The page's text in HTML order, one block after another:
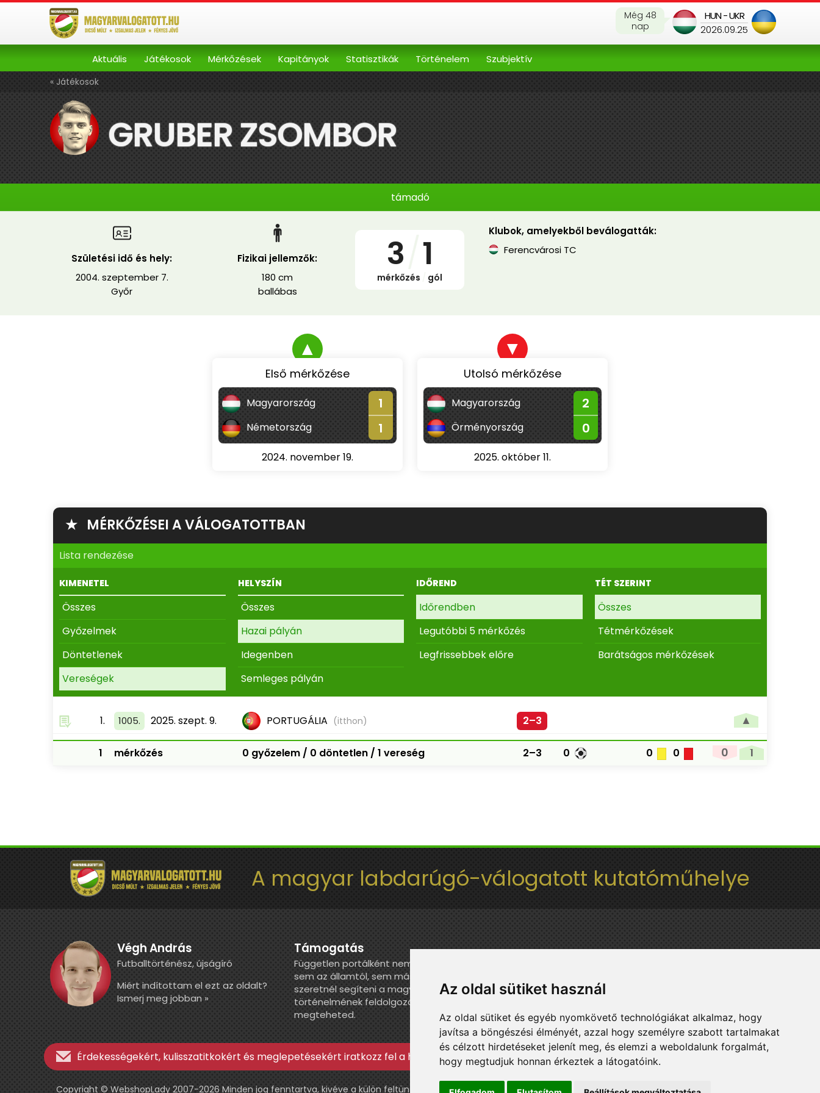
Az oldal sütiket használ
Az oldal sütiket és egyéb nyomkövető technológiákat alkalmaz, hogy
javítsa a böngészési élményét, azzal hogy személyre szabott tartalmakat
és célzott hirdetéseket jelenít meg, és elemzi a weboldalunk forgalmát,
hogy megtudjuk honnan érkeztek a látogatóink.
HUN - UKR
2026.09.25
Még 48
nap
Aktuális Játékosok Mérkőzések Kapitányok Statisztikák Történelem Szubjektív
« Játékosok
GRUBER ZSOMBOR
támadó
Születési idő és hely:
2004. szeptember 7.
Győr
Fizikai jellemzők:
180 cm
ballábas
3 1
mérkőzés gól
Klubok, amelyekből beválogatták:
Ferencvárosi TC
▲
Első mérkőzése
Magyarország 1
Németország 1
2024. november 19.
▼
Utolsó mérkőzése
Magyarország 2
Örményország 0
2025. október 11.
★ MÉRKŐZÉSEI A VÁLOGATOTTBAN
Lista rendezése
KIMENETEL
Összes
Győzelmek
Döntetlenek
Vereségek
HELYSZÍN
Összes
Hazai pályán
Idegenben
Semleges pályán
IDŐREND
Időrendben
Legutóbbi 5 mérkőzés
Legfrissebbek előre
TÉT SZERINT
Összes
Tétmérkőzések
Barátságos mérkőzések
1. 1005. 2025. szept. 9. PORTUGÁLIA (itthon) 2–3 ▲
1 mérkőzés 0 győzelem / 0 döntetlen / 1 vereség 2–3 0 0 0 0 1
A magyar labdarúgó-válogatott kutatóműhelye
Végh András
Futballtörténész, újságíró
Miért indítottam el ezt az oldalt?
Ismerj meg jobban »
Támogatás
Független portálként nem kapunk juttatást
sem az államtól, sem más szervezettől. Ha
szeretnél segíteni a magyar válogatott
történelmének feldolgozásában, itt
megteheted.
Érdekességekért, kulisszatitkokért és meglepetésekért iratkozz fel a hírlevélre »
Copyright © WebshopLady 2007-2026 Minden jog fenntartva, kivéve a külön feltüntetett esetekben.